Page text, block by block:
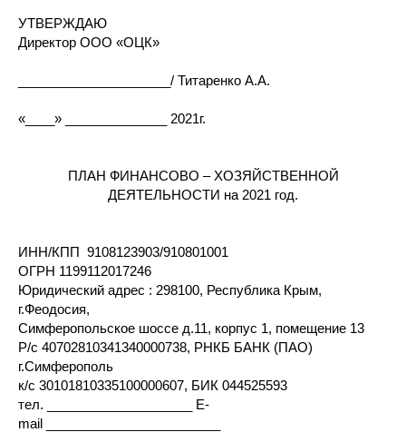
УТВЕРЖДАЮ
Директор ООО «ОЦК»
_____________________/ Титаренко А.А.
«____» ______________ 2021г.
ПЛАН ФИНАНСОВО – ХОЗЯЙСТВЕННОЙ
ДЕЯТЕЛЬНОСТИ на 2021 год.
ИНН/КПП 9108123903/910801001
ОГРН 1199112017246
Юридический адрес : 298100, Республика Крым,
г.Феодосия,
Симферопольское шоссе д.11, корпус 1, помещение 13
Р/с 40702810341340000738, РНКБ БАНК (ПАО)
г.Симферополь
к/с 30101810335100000607, БИК 044525593
тел. ____________________ E-
mail ________________________